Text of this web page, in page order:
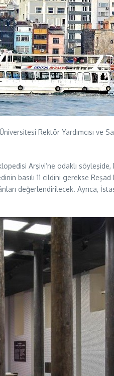
Rektör Yardımcısı
Arşivi’ne odaklı
basılı 11 cildini gerekse
değerlendirilecek. Ayrıca,